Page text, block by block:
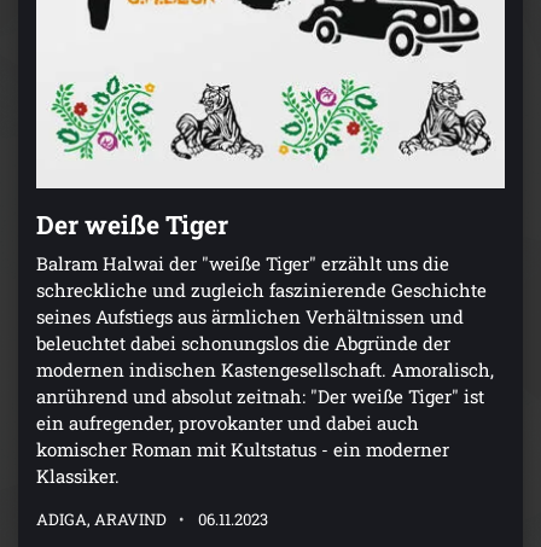
Der weiße Tiger
Balram Halwai der "weiße Tiger" erzählt uns die
schreckliche und zugleich faszinierende Geschichte
seines Aufstiegs aus ärmlichen Verhältnissen und
beleuchtet dabei schonungslos die Abgründe der
modernen indischen Kastengesellschaft. Amoralisch,
anrührend und absolut zeitnah: "Der weiße Tiger" ist
ein aufregender, provokanter und dabei auch
komischer Roman mit Kultstatus - ein moderner
Klassiker.
ADIGA, ARAVIND 06.11.2023